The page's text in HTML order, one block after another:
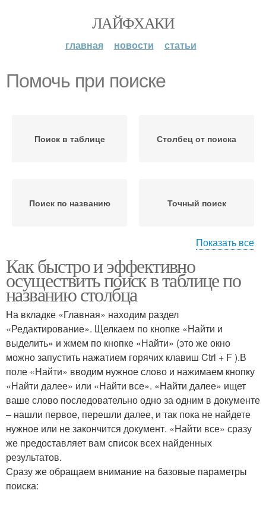
ЛАЙФХАКИ
главная новости статьи
Помочь при поиске
Поиск в таблице Столбец от поиска
Поиск по названию Точный поиск
Быстрый поиск
Показать все
Как быстро и эффективно
осуществить поиск в таблице по
названию столбца
На вкладке «Главная» находим раздел
«Редактирование». Щелкаем по кнопке «Найти и
выделить» и жмем по кнопке «Найти» (это же окно
можно запустить нажатием горячих клавиш Ctrl + F ).В
поле «Найти» вводим нужное слово и нажимаем кнопку
«Найти далее» или «Найти все». «Найти далее» ищет
ваше слово последовательно одно за одним в документе
– нашли первое, перешли далее, и так пока не найдете
нужное или не закончится документ. «Найти все» сразу
же предоставляет вам список всех найденных
результатов.
Сразу же обращаем внимание на базовые параметры
поиска: